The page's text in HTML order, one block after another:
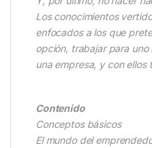
Los conocimientos
enfocados a los que
opción, trabajar para uno
una empresa, y con ellos
Contenido
Conceptos básicos
El mundo del